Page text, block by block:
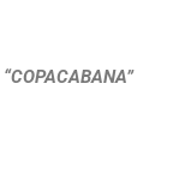
“COPACABANA”